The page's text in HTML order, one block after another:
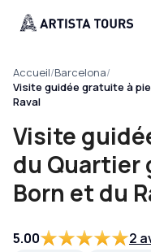
Accueil/Barcelona/
Visite guidée gratuite à
Raval
Visite
du Quartier
Born et du
5.00 2